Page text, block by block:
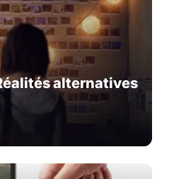
alternatives